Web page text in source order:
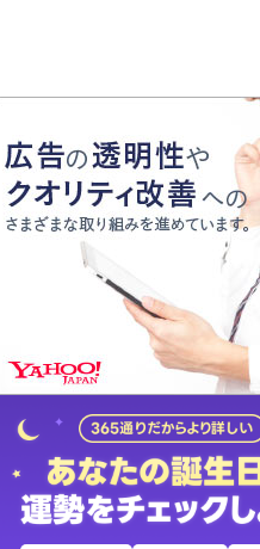
トップ
ユーザーの声
占いの流れ
おすすめの占い師
よくある質問